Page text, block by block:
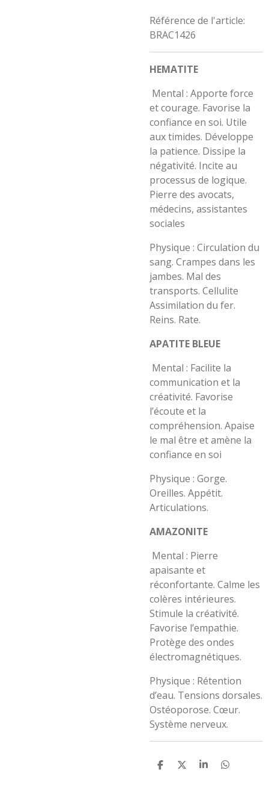
Référence de l'article:
BRAC1426
HEMATITE
Mental : Apporte force
et courage. Favorise la
confiance en soi. Utile
aux timides. Développe
la patience. Dissipe la
négativité. Incite au
processus de logique.
Pierre des avocats,
médecins, assistantes
sociales
Physique : Circulation du
sang. Crampes dans les
jambes. Mal des
transports. Cellulite
Assimilation du fer.
Reins. Rate.
APATITE BLEUE
Mental : Facilite la
communication et la
créativité. Favorise
l’écoute et la
compréhension. Apaise
le mal être et amène la
confiance en soi
Physique : Gorge.
Oreilles. Appétit.
Articulations.
AMAZONITE
Mental : Pierre
apaisante et
réconfortante. Calme les
colères intérieures.
Stimule la créativité.
Favorise l’empathie.
Protège des ondes
électromagnétiques.
Physique : Rétention
d’eau. Tensions dorsales.
Ostéoporose. Cœur.
Système nerveux.
P
P
P
P